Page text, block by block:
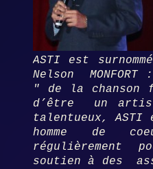
ASTI est
Nelson
" de la chanson
d’être un
talentueux,
homme de
régulièrement
soutien à des